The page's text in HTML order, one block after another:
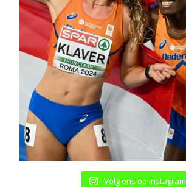
Volg ons op instagram